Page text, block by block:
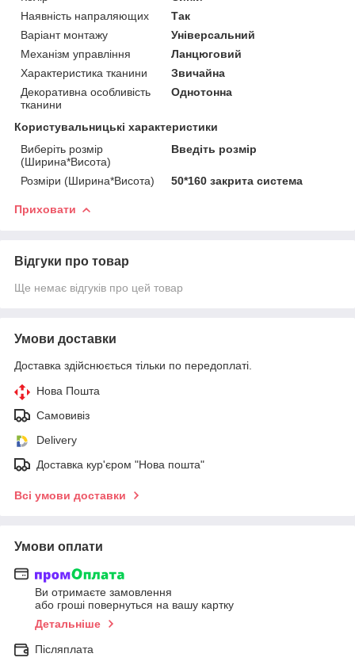
Наявність напраляющих
Так
Варіант монтажу
Універсальний
Механізм управління
Ланцюговий
Характеристика тканини
Звичайна
Декоративна особливість
тканини
Однотонна
Користувальницькі характеристики
Виберіть розмір
(Ширина*Висота)
Введіть розмір
Розміри (Ширина*Висота) 50*160 закрита система
Приховати
Відгуки про товар
Ще немає відгуків про цей товар
Умови доставки
Доставка здійснюється тільки по передоплаті.
Нова Пошта
Самовивіз
Delivery
Доставка кур'єром "Нова пошта"
Всі умови доставки
Умови оплати
Ви отримаєте замовлення
або гроші повернуться на вашу картку
Детальніше
Післяплата